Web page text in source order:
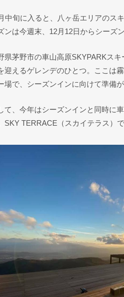
中旬に入ると、八ヶ岳エリアのス
ンは今週末、12月12日からシーズ
県茅野市の車山高原SKYPARKス
迎えるゲレンデのひとつ。ここは
場で、シーズンインに向けて準備
て、今年はシーズンインと同時に
SKY TERRACE（スカイテラス）で